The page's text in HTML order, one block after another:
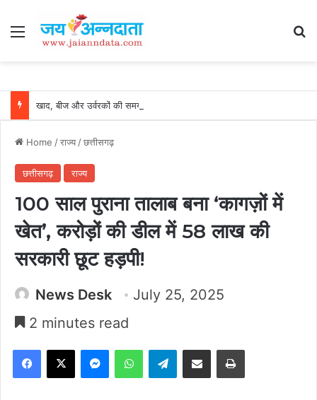
Menu
Home /राज्य/छत्तीसगढ़
छत्तीसगढ़ राज्य
100 साल पुराना तालाब बना ‘कागज़ों में
खेत’, करोड़ों की डील में 58 लाख की
सरकारी छूट हड़पी!
News Desk
July 25, 2025
2 minutes read
Facebook
X MessengerWhatsAppTelegramShare via Email Print